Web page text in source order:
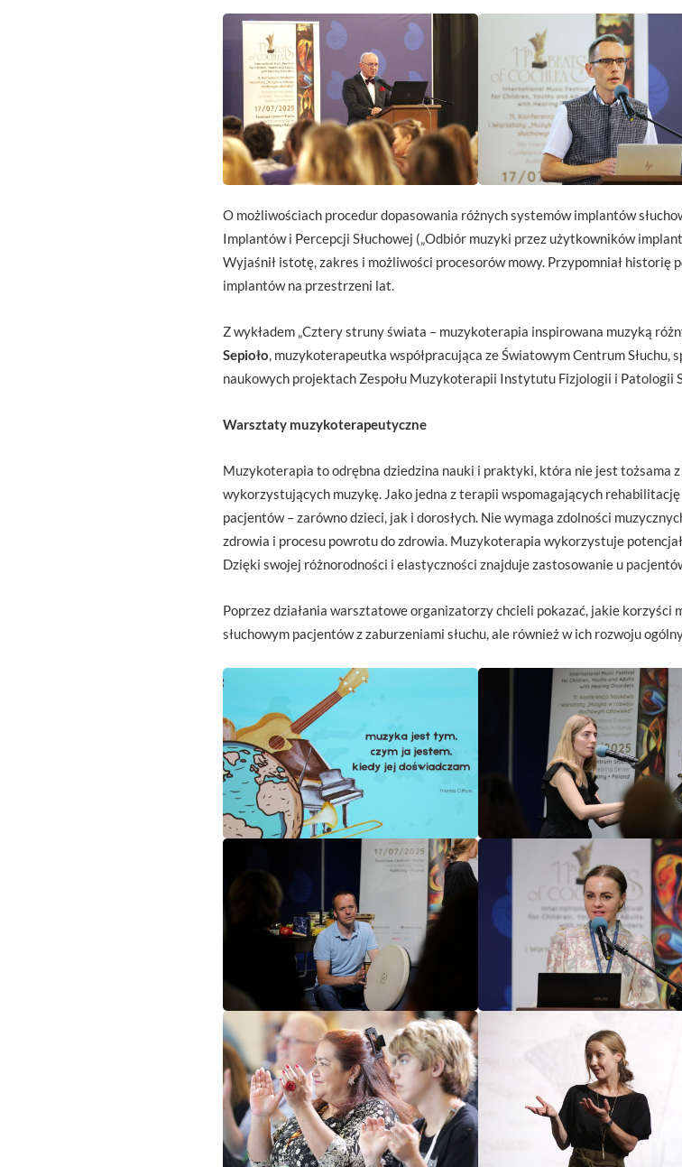
O możliwościach procedur dopasowania różnych systemów implantów
Implantów i Percepcji Słuchowej („Odbiór muzyki przez użytkowników
Wyjaśnił istotę, zakres i możliwości procesorów mowy. Przypomniał historię
implantów na przestrzeni lat.
Z wykładem „Cztery struny świata – muzykoterapia inspirowana muzyką
Sepioło, muzykoterapeutka współpracująca ze Światowym Centrum
naukowych projektach Zespołu Muzykoterapii Instytutu Fizjologii i Patologii
Warsztaty muzykoterapeutyczne
Muzykoterapia to odrębna dziedzina nauki i praktyki, która nie jest tożsama
wykorzystujących muzykę. Jako jedna z terapii wspomagających
pacjentów – zarówno dzieci, jak i dorosłych. Nie wymaga zdolności
zdrowia i procesu powrotu do zdrowia. Muzykoterapia wykorzystuje
Dzięki swojej różnorodności i elastyczności znajduje zastosowanie u
Poprzez działania warsztatowe organizatorzy chcieli pokazać, jakie
słuchowym pacjentów z zaburzeniami słuchu, ale również w ich rozwoju